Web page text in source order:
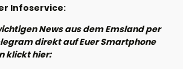
Infoservice:
News aus dem Emsland per
direkt auf Euer Smartphone
klickt hier: